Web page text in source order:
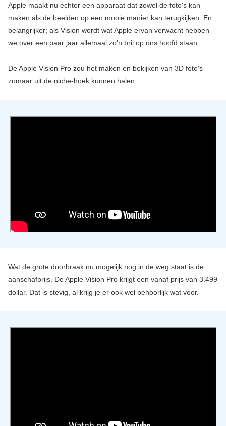
Apple maakt nu echter een apparaat dat zowel de foto's kan
maken als de beelden op een mooie manier kan terugkijken. En
belangrijker; als Vision wordt wat Apple ervan verwacht hebben
we over een paar jaar allemaal zo'n bril op ons hoofd staan.
De Apple Vision Pro zou het maken en bekijken van 3D foto's
zomaar uit de niche-hoek kunnen halen.
Wat de grote doorbraak nu mogelijk nog in de weg staat is de
aanschafprijs. De Apple Vision Pro krijgt een vanaf prijs van 3.499
dollar. Dat is stevig, al krijg je er ook wel behoorlijk wat voor.